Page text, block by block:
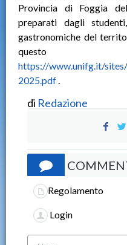
Provincia di Foggia
preparati dagli
gastronomiche del
https://www.unifg.it/
2025.pdf.
di Redazione
Regolamento
Login